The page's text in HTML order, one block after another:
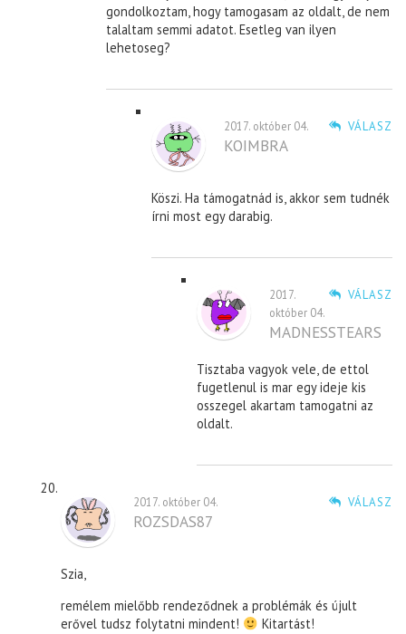
gondolkoztam, hogy tamogasam az oldalt, de nem
talaltam semmi adatot. Esetleg van ilyen
lehetoseg?
VÁLASZ
2017. október 04.
KOIMBRA
Köszi. Ha támogatnád is, akkor sem tudnék
írni most egy darabig.
VÁLASZ
2017.
október 04.
MADNESSTEARS
Tisztaba vagyok vele, de ettol
fugetlenul is mar egy ideje kis
osszegel akartam tamogatni az
oldalt.
VÁLASZ
2017. október 04.
ROZSDAS87
Szia,
remélem mielőbb rendeződnek a problémák és újult
erővel tudsz folytatni mindent!
Kitartást!